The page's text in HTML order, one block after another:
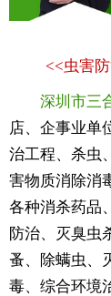
<<虫害
深圳市三
店、企事业单
治工程、杀虫
害物质消除消
各种消杀药品
防治、灭臭虫
蚤、除螨虫、
毒、综合环境